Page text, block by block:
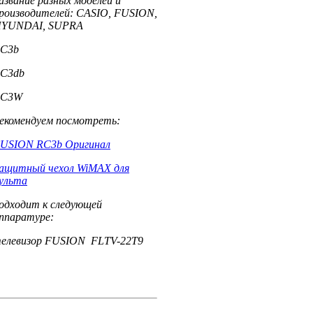
CASIO FUSION,
, SUPRA
посмотреть:
RC3b Оригинал
чехол WiMAXдля
к следующей
FUSION FLTV-22T9